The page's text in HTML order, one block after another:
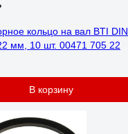
кольцо на вал BTI DIN
мм, 10 шт. 00471 705 22
В корзину